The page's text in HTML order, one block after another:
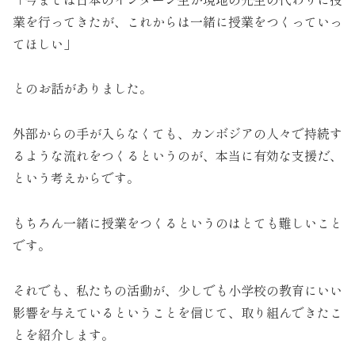
業を行ってきたが、これからは一緒に授業をつくっていっ
てほしい」
とのお話がありました。
外部からの手が入らなくても、カンボジアの人々で持続す
るような流れをつくるというのが、本当に有効な支援だ、
という考えからです。
もちろん一緒に授業をつくるというのはとても難しいこと
です。
それでも、私たちの活動が、少しでも小学校の教育にいい
影響を与えているということを信じて、取り組んできたこ
とを紹介します。